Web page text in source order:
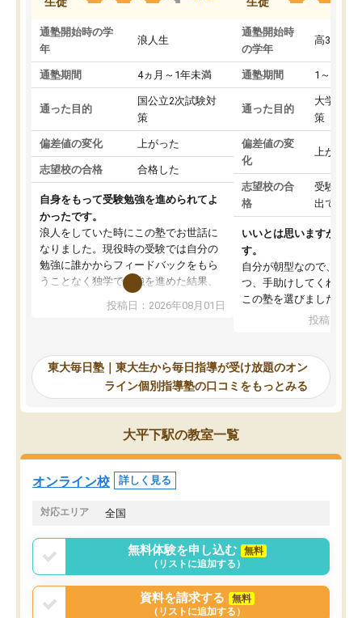
通塾開始時の学
年
浪人生
通塾期間 4ヵ月～1年未満
通った目的
国公立2次試験対
策
偏差値の変化 上がった
志望校の合格 合格した
自身をもって受験勉強を進められてよ
かったです。
浪人をしていた時にこの塾でお世話に
なりました。現役時の受験では自分の
勉強に誰かからフィードバックをもら
うことなく独学で勉強を進めた結果、
入試本番に地歴の学習が間に合わず不
合格となってしまいました。その経験
東大毎日塾にたどり着きました。学習
の長期計画や日々の勉強のやり方につ
いて客観的なアドバイスをいただけた
ので、自信をもって受験勉強を進める
ことができました。自分のように勉強
のやり方や進捗管理で苦労している方
には特におすすめしたい塾です。
投稿日：2026年08月01日
通塾開始時
の学年
高3
通塾期間 1～3ヵ月
通った目的
大学入学
策
偏差値の変
化
上がった
志望校の合
格
受験して
出ていな
いいとは思いますが、料
す。
自分が朝型なので、自習
つ、手助けしてくれる設
この塾を選びました。
投稿日：
東大毎日塾｜東大生から毎日指導が受け放題のオン
ライン個別指導塾の口コミをもっとみる
大平下駅の教室一覧
オンライン校 詳しく見る
対応エリア 全国
無料体験を申し込む
無料
（リストに追加する）
資料を請求する
無料
（リストに追加する）